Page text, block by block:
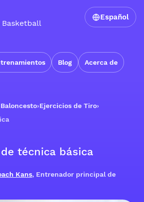
Basketball
Blog Acerca de
Español
›Ejercicios de Tiro›
técnica básica
Kans, Entrenador principal de